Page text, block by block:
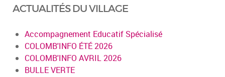
ACTUALITÉS DU VILLAGE
Accompagnement Educatif Spécialisé
COLOMB'INFO ÉTÉ 2026
COLOMB'INFO AVRIL 2026
BULLE VERTE